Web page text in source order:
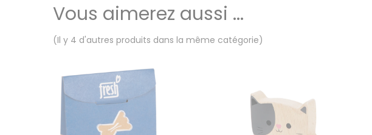
Vous aimerez aussi ...
(Il y 4 d'autres produits dans la même catégorie)